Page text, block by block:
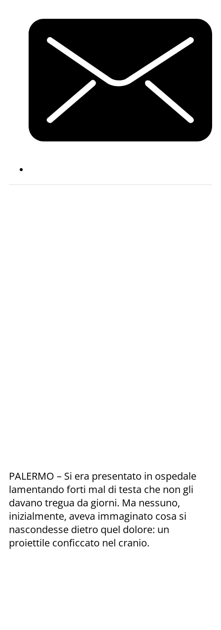
PALERMO – Si era presentato in ospedale
lamentando forti mal di testa che non gli
davano tregua da giorni. Ma nessuno,
inizialmente, aveva immaginato cosa si
nascondesse dietro quel dolore: un
proiettile conficcato nel cranio.